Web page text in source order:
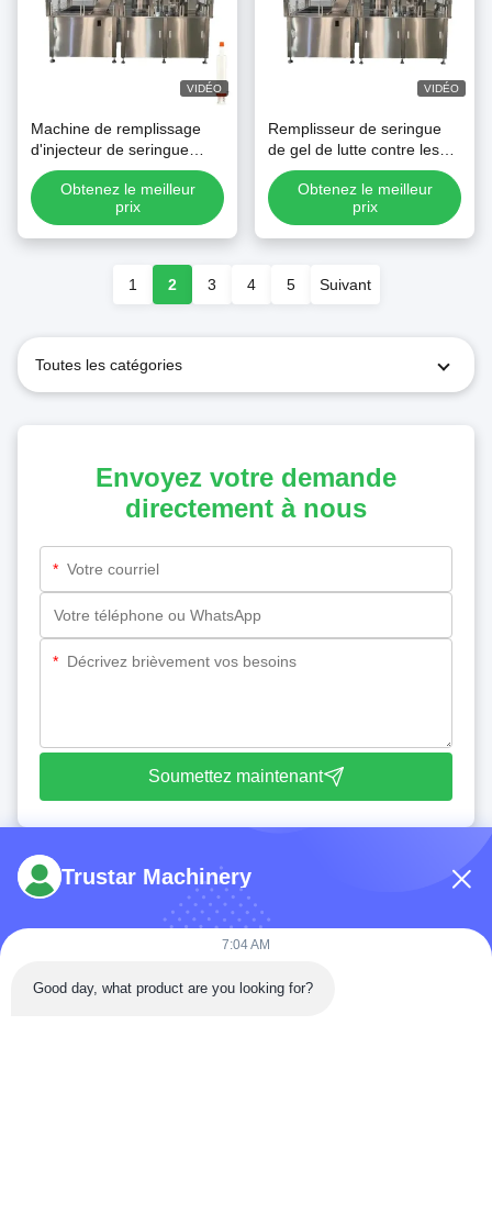
VIDÉO
Machine de remplissage
d'injecteur de seringue
380V entièrement
automatique
Obtenez le meilleur
prix
VIDÉO
Remplisseur de seringue
de gel de lutte contre les
ravageurs professionnel
pour les cafards et les
appâts de fourmis
Obtenez le meilleur
prix
1 2 3 4 5 Suivant
Toutes les catégories
Envoyez votre demande
directement à nous
*
*
Soumettez maintenant
Tél: 86-180-5882-0351
Trustar Machinery
7:04 AM
Good day, what product are you looking for?